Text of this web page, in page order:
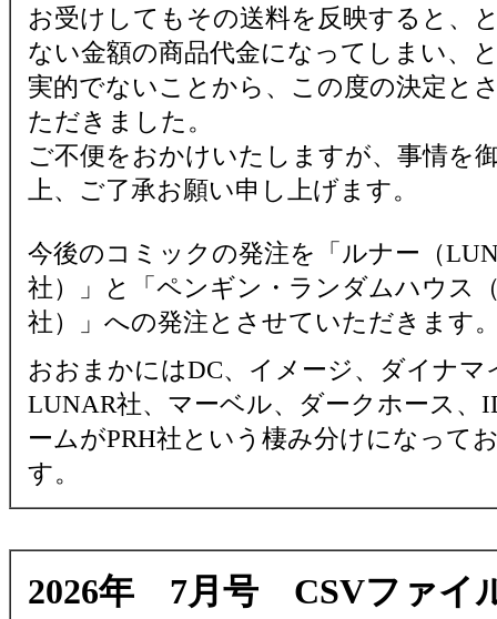
お受けしてもその送料を反映すると、
ない金額の商品代金になってしまい、
実的でないことから、この度の決定と
ただきました。
ご不便をおかけいたしますが、事情を
上、ご了承お願い申し上げます。
今後のコミックの発注を「ルナー（
社）」と「ペンギン・ランダムハウス
社）」への発注とさせていただきます
おおまかにはDC、イメージ、ダイナマ
LUNAR社、マーベル、ダークホース、
ームがPRH社という棲み分けになって
す。
2026年 7月号 CSVファイ